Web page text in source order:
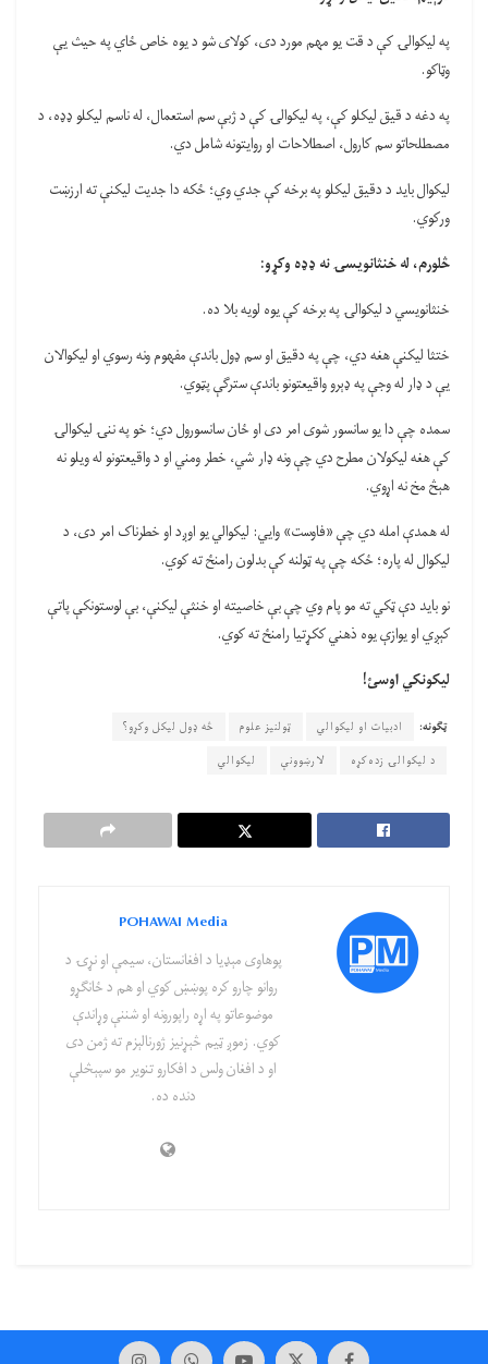
په لیکوالۍ کې د قت یو مهم مورد دی، کولای شو د یوه خاص ځاي په حیث یې
وټاکو.
په دغه د قیق لیکلو کې، په لیکوالۍ کې د ژبې سم استعمال، له ناسم لیکلو ډډه، د
مصطلحاتو سم کارول، اصطلاحات او روایتونه شامل دي.
لیکوال باید د دقیق لیکلو په برخه کې جدي وي؛ ځکه دا جدیت لیکنې ته ارزښت
ورکوي.
څلورم، له خنثانویسۍ نه ډډه وکړو:
خنثانویسي د لیکوالۍ په برخه کې یوه لویه بلا ده.
ختثا لیکنې هغه دي، چې په دقیق او سم ډول باندې مفهوم ونه رسوي او لیکوالان
یې د ډار له وجې په ډېرو واقیعتونو باندې سترګې پټوي.
سمده چې دا یو سانسور شوی امر دی او ځان سانسورول دي؛ خو په ننۍ لیکوالۍ
کې هغه لیکولان مطرح دي چې ونه ډار شي، خطر ومني او د واقیعتونو له ویلو نه
هېڅ مخ نه اړوي.
له همدې امله دي چې «فاوست» وایي: لیکوالي یو اوږد او خطرناک امر دی، د
لیکوال له پاره؛ ځکه چې په ټولنه کې بدلون رامنځ ته کوي.
نو باید دې ټکي ته مو پام وي چې بې خاصیته او خنثې لیکنې، بې لوستونکې پاتې
کېږي او یوازې یوه ذهني ککړتیا رامنځ ته کوي.
لیکونکي اوسئ!
ټګونه: ادبیات او لیکوالي ټولنیز علوم
څه ډول لیکل وکړو؟
د لیکوالۍ زده‌کړه
لارښوونې لیکوالي
POHAWAI Media
پوهاوی‌ مېډیا د افغانستان، سیمې او نړۍ د
روانو چارو کره پوښښ کوي او هم د ځانګړو
موضوعاتو په اړه راپورونه او شننې وړاندې
کوي. زموږ ټیم څېړنیز ژورنالېزم ته ژمن دی
او د افغان ولس د افکارو تنویر مو سپېڅلې
دنده ده.